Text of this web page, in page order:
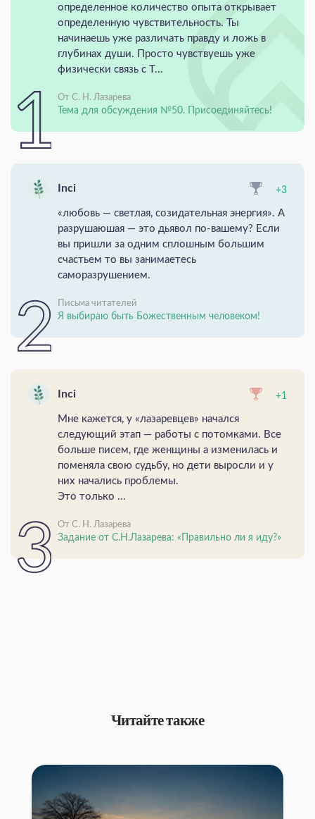
определенное количество опыта открывает
определенную чувствительность. Ты
начинаешь уже различать правду и ложь в
глубинах души. Просто чувствуешь уже
физически связь с Т...
От С. Н. Лазарева
Тема для обсуждения №50. Присоединяйтесь!
Inci +3
«любовь — светлая, созидательная энергия». А
разрушаюшая — это дьявол по-вашему? Если
вы пришли за одним сплошным большим
счастьем то вы занимаетесь
саморазрушением.
Письма читателей
Я выбираю быть Божественным человеком!
Inci +1
Мне кажется, у «лазаревцев» начался
следующий этап — работы с потомками. Все
больше писем, где женщины а изменилась и
поменяла свою судьбу, но дети выросли и у
них начались проблемы.
Это только ...
От С. Н. Лазарева
Задание от С.Н.Лазарева: «Правильно ли я иду?»
Читайте также